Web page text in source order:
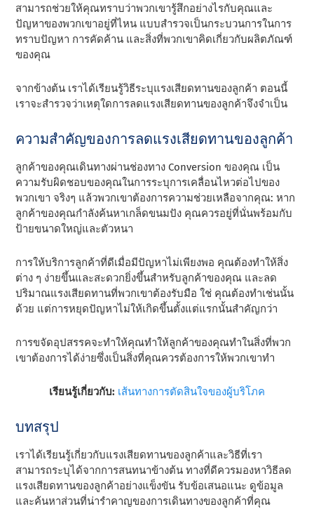
สามารถช่วยให้คุณทราบว่าพวกเขารู้สึกอย่างไรกับคุณและ
ปัญหาของพวกเขาอยู่ที่ไหน แบบสํารวจเป็นกระบวนการในการ
ทราบปัญหา การคัดค้าน และสิ่งที่พวกเขาคิดเกี่ยวกับผลิตภัณฑ์
ของคุณ
จากข้างต้น เราได้เรียนรู้วิธีระบุแรงเสียดทานของลูกค้า ตอนนี้
เราจะสํารวจว่าเหตุใดการลดแรงเสียดทานของลูกค้าจึงจําเป็น
ความสําคัญของการลดแรงเสียดทานของลูกค้า
ลูกค้าของคุณเดินทางผ่านช่องทาง Conversion ของคุณ เป็น
ความรับผิดชอบของคุณในการระบุการเคลื่อนไหวต่อไปของ
พวกเขา จริงๆ แล้วพวกเขาต้องการความช่วยเหลือจากคุณ: หาก
ลูกค้าของคุณกําลังค้นหาเกล็ดขนมปัง คุณควรอยู่ที่นั่นพร้อมกับ
ป้ายขนาดใหญ่และตัวหนา
การให้บริการลูกค้าที่ดีเมื่อมีปัญหาไม่เพียงพอ คุณต้องทําให้สิ่ง
ต่าง ๆ ง่ายขึ้นและสะดวกยิ่งขึ้นสําหรับลูกค้าของคุณ และลด
ปริมาณแรงเสียดทานที่พวกเขาต้องรับมือ ใช่ คุณต้องทําเช่นนั้น
ด้วย แต่การหยุดปัญหาไม่ให้เกิดขึ้นตั้งแต่แรกนั้นสําคัญกว่า
การขจัดอุปสรรคจะทําให้คุณทําให้ลูกค้าของคุณทําในสิ่งที่พวก
เขาต้องการได้ง่ายซึ่งเป็นสิ่งที่คุณควรต้องการให้พวกเขาทํา
เรียนรู้เกี่ยวกับ: เส้นทางการตัดสินใจของผู้บริโภค
บทสรุป
เราได้เรียนรู้เกี่ยวกับแรงเสียดทานของลูกค้าและวิธีที่เรา
สามารถระบุได้จากการสนทนาข้างต้น ทางที่ดีควรมองหาวิธีลด
แรงเสียดทานของลูกค้าอย่างแข็งขัน รับข้อเสนอแนะ ดูข้อมูล
และค้นหาส่วนที่น่ารําคาญของการเดินทางของลูกค้าที่คุณ